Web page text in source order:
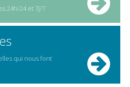
24h/24 et 7j/7
qui nous font